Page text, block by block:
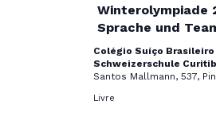
Winterolympiade
Sprache und
Colégio Suíço
Schweizerschule
Santos Mallmann, 537,
Livre